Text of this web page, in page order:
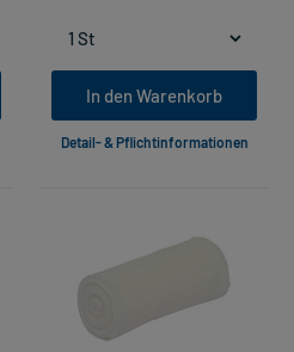
In den Warenkorb
Detail- & Pflichtinformationen